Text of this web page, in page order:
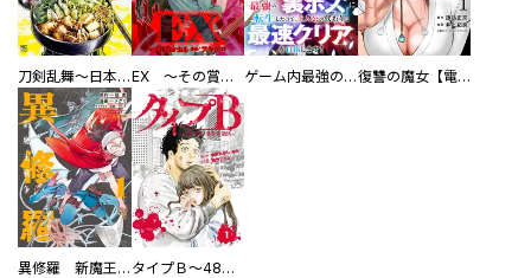
刀剣乱舞～日本号つれづれ酒～ EX ～その賞金稼ぎは、世界の出口を探す～【単行本版】 ゲーム内最強の『裏ボス』に転生したので、主人公の代わりに最速クリアを目指します！【電子単行本版】 復讐の魔女【電子単行本版】
異修羅 新魔王戦争 タイプＢ～48時間後、致死率100％～【単話】